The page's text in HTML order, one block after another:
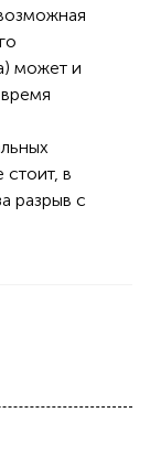
может и
в
разрыв с